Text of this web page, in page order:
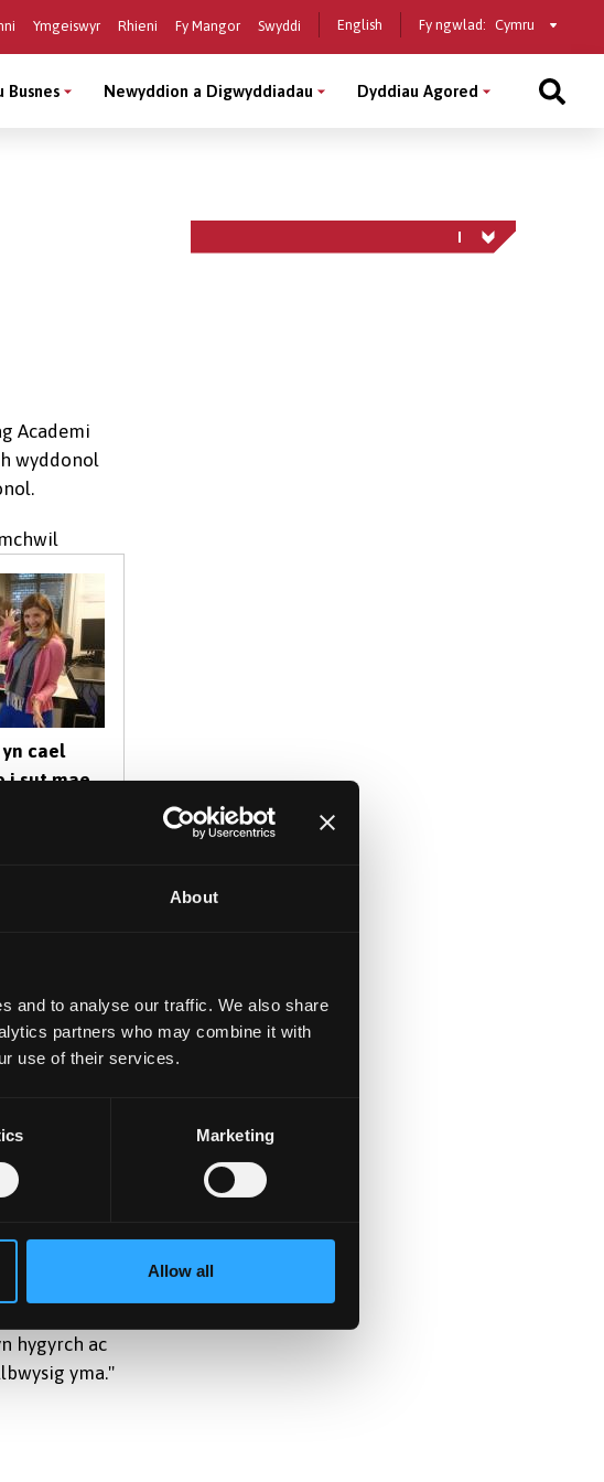
About
and to analyse our traffic. We also share
partners who may combine it with
use of their services.
Marketing
Allow all
Ymgeiswyr Rhieni Fy Mangor Swyddi English Fy ngwlad: Select
country
Gwasanaethau Busnes Newyddion a Digwyddiadau Dyddiau Agored
Academi
wyddonol
yn cael
i sut mae
theclyn
sydd
dwythaf ac
yn yr
sydd wedi
y misoedd
a data
trwy
hygyrch ac
yma."